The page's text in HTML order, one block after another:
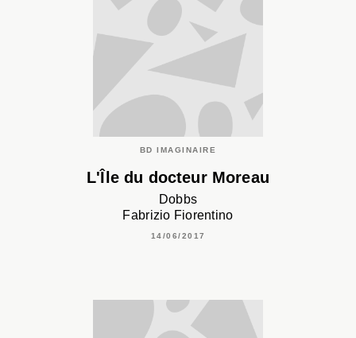
BD IMAGINAIRE
L'Île du docteur Moreau
Dobbs
Fabrizio Fiorentino
14/06/2017